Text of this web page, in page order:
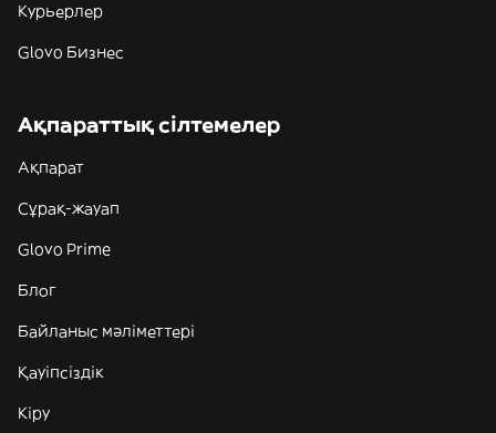
Курьерлер
Glovo Бизнес
Ақпараттық сілтемелер
Ақпарат
Сұрақ-жауап
Glovo Prime
Блог
Байланыс мәліметтері
Қауіпсіздік
Кіру